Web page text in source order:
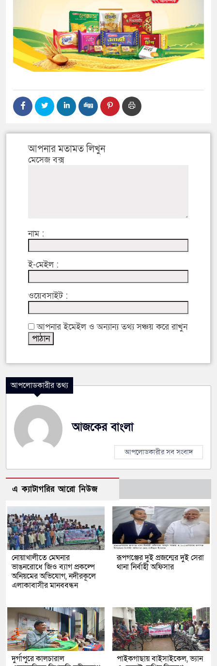
আপনার মতামত লিখুন
মেসেজ বক্স
নাম :
ই-মেইল :
ওয়েবসাইট :
আপনার ইমেইল ও অন্যান্য তথ্য সঞ্চয় করে রাখুন
আপলোডকারীর তথ্য
আজকের বাংলা
আপলোডকারীর সব সংবাদ
এ ক্যাটাগরির আরো নিউজ
নোয়াখালীতে মেঘনার
ভাঙনরোধে জিও ব্যাগ প্রকল্পে
অনিয়মের অভিযোগ, নদীরকূলে
এলাকাবাসীর মানববন্ধন
রূপগঞ্জের দুই প্রজন্মের দুই সেরা
থানা নির্বাহী অফিসার
দুর্গাপুরে কালচারাল
পাইকগাছায় বাইসাইকেল, ভ্যান